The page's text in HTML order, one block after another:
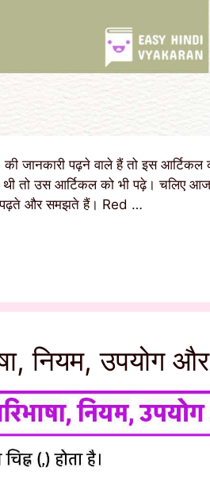
पढ़ने वाले हैं तो इस आर्टिकल
थी तो उस आर्टिकल को भी पढ़े।
पढ़ते और समझते हैं। Red …
नियम, उपयोग